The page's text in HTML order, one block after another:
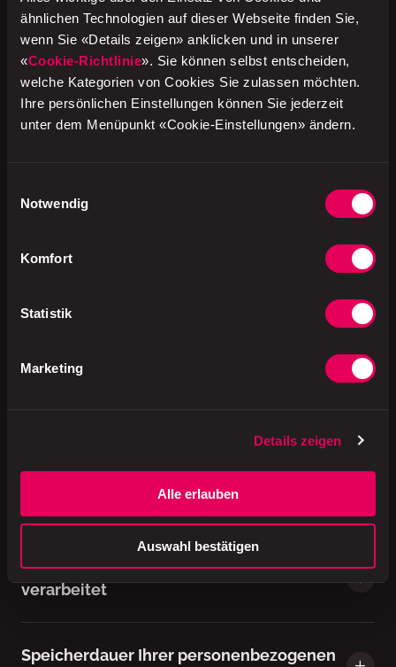
ähnlichen Technologien auf dieser Webseite finden Sie,
wenn Sie «Details zeigen» anklicken und in unserer
«Cookie-Richtlinie». Sie können selbst entscheiden,
welche Kategorien von Cookies Sie zulassen möchten.
Ihre persönlichen Einstellungen können Sie jederzeit
unter dem Menüpunkt «Cookie-Einstellungen» ändern.
Notwendig
Komfort
Statistik
Marketing
Details zeigen
Alle erlauben
Auswahl bestätigen
Grundverordnung.
Verantwortliche Stelle und
Wie nutzen wir Analyse-Tools
Kontakt mit unserem
personenbezogenen Daten
Wie werden Daten über Kinder
verarbeitet
Speicherdauer Ihrer personenbezogenen